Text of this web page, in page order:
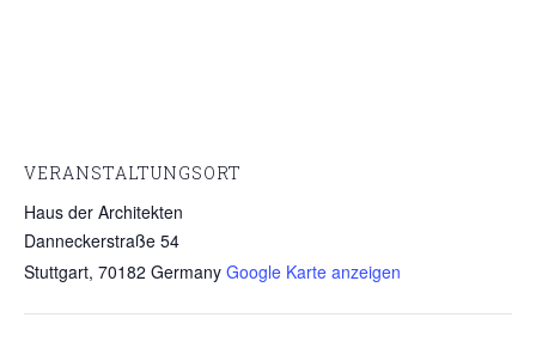
VERANSTALTUNGSORT
Haus der Architekten
Danneckerstraße 54
Stuttgart, 70182 Germany Google Karte anzeigen